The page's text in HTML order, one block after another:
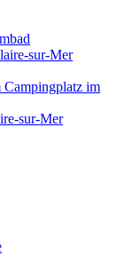
sur-Mer
im
sur-Mer